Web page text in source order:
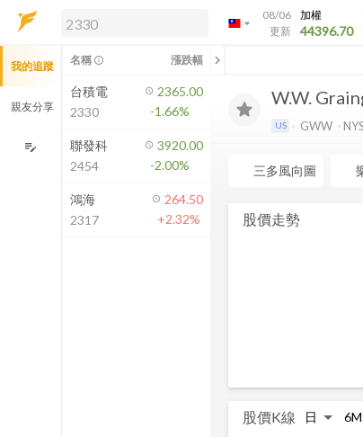
arrow_drop_down
08/06
更新
加權
44396.70
解鎖即時行情及進階功能
方案」，即可解鎖以下功能：
即時行情
即時市況與排行
成交金額熱力圖
前往方案訂閱
如何綁定合作券商
W.W.
US GWW
三多風向圖
股價走勢
股價K線
我的追蹤
親友分享
edit_note
名稱 info_outline 漲跌幅 chevron_left
台積電
2330
2365.00
-1.66%
聯發科
2454
3920.00
-2.00%
鴻海
2317
264.50
+2.32%